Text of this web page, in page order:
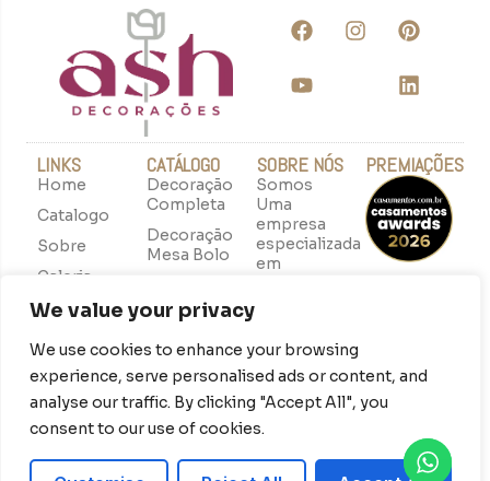
We value your privacy
We use cookies to enhance your browsing
experience, serve personalised ads or content, and
analyse our traffic. By clicking "Accept All", you
consent to our use of cookies.
LINKS
Home
Catalogo
Sobre
Galeria
CATÁLOGO
Decoração
Completa
Decoração
Mesa Bolo
Cerimônia
de Mesa
Espaço
Instagramável
Buquês de
Noiva
SOBRE NÓS
Somos
Uma
empresa
especializada
em
intimistas
com foco
em criar
experiências
memoráveis,
com uma
equipe
PREMIAÇÕES